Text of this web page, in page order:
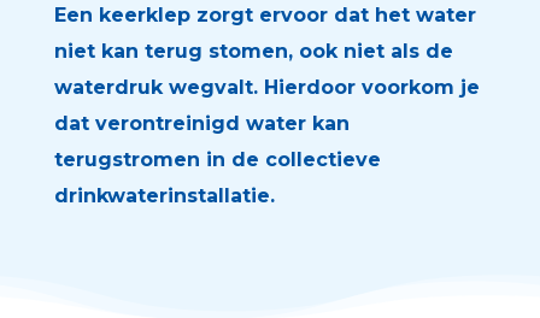
Een keerklep zorgt ervoor dat het water
niet kan terug stomen, ook niet als de
waterdruk wegvalt. Hierdoor voorkom je
dat verontreinigd water kan
terugstromen in de collectieve
drinkwaterinstallatie.